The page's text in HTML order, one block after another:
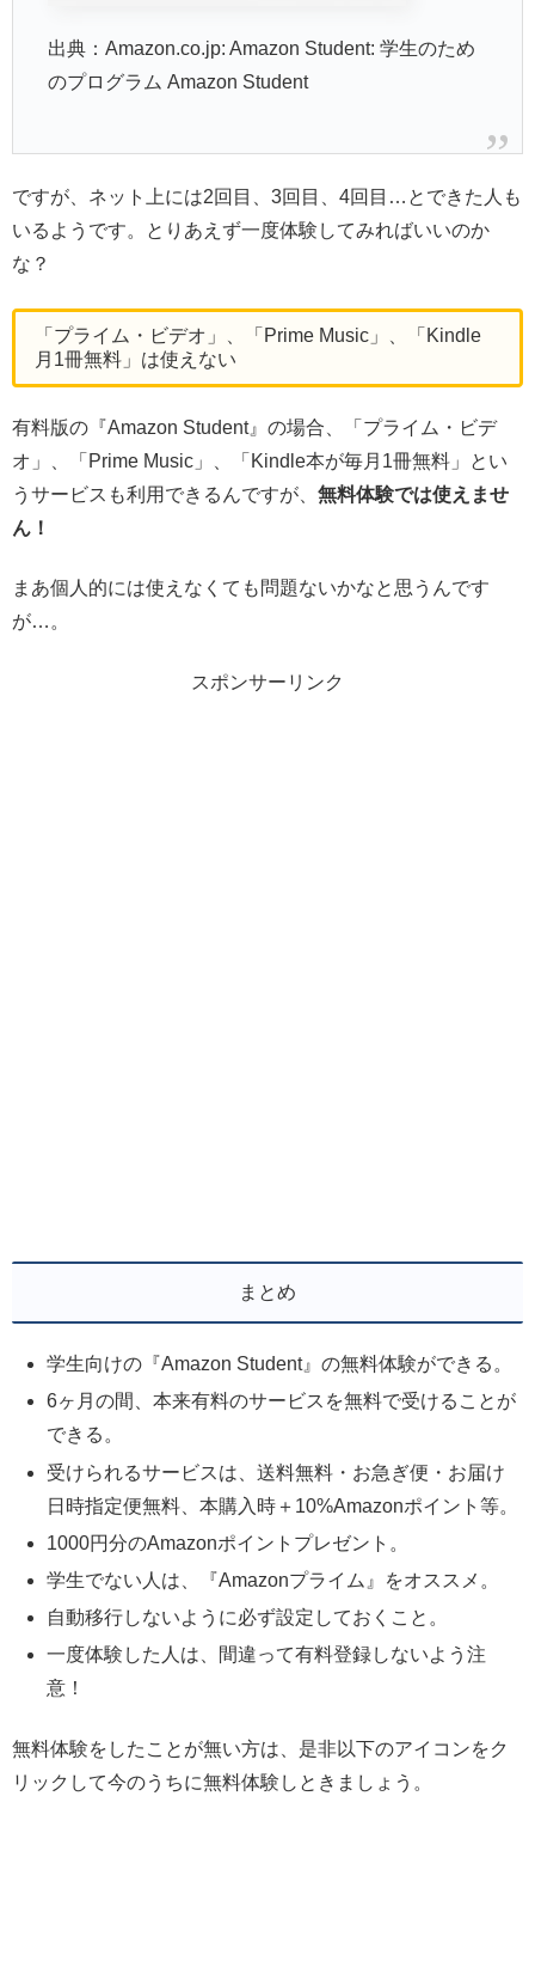
出典：Amazon.co.jp: Amazon Student: 学生のため
のプログラム Amazon Student
ですが、ネット上には2回目、3回目、4回目…とできた人も
いるようです。とりあえず一度体験してみればいいのか
な？
「プライム・ビデオ」、「Prime Music」、「Kindle
月1冊無料」は使えない
有料版の『Amazon Student』の場合、「プライム・ビデ
オ」、「Prime Music」、「Kindle本が毎月1冊無料」とい
うサービスも利用できるんですが、 無料体験では使えませ
ん！
まあ個人的には使えなくても問題ないかなと思うんです
が…。
スポンサーリンク
まとめ
学生向けの『Amazon Student』の無料体験ができる。
6ヶ月の間、本来有料のサービスを無料で受けることが
できる。
受けられるサービスは、送料無料・お急ぎ便・お届け
日時指定便無料、本購入時＋10%Amazonポイント等。
1000円分のAmazonポイントプレゼント。
学生でない人は、『Amazonプライム』をオススメ。
自動移行しないように必ず設定しておくこと。
一度体験した人は、間違って有料登録しないよう注
意！
無料体験をしたことが無い方は、是非以下のアイコンをク
リックして今のうちに無料体験しときましょう。